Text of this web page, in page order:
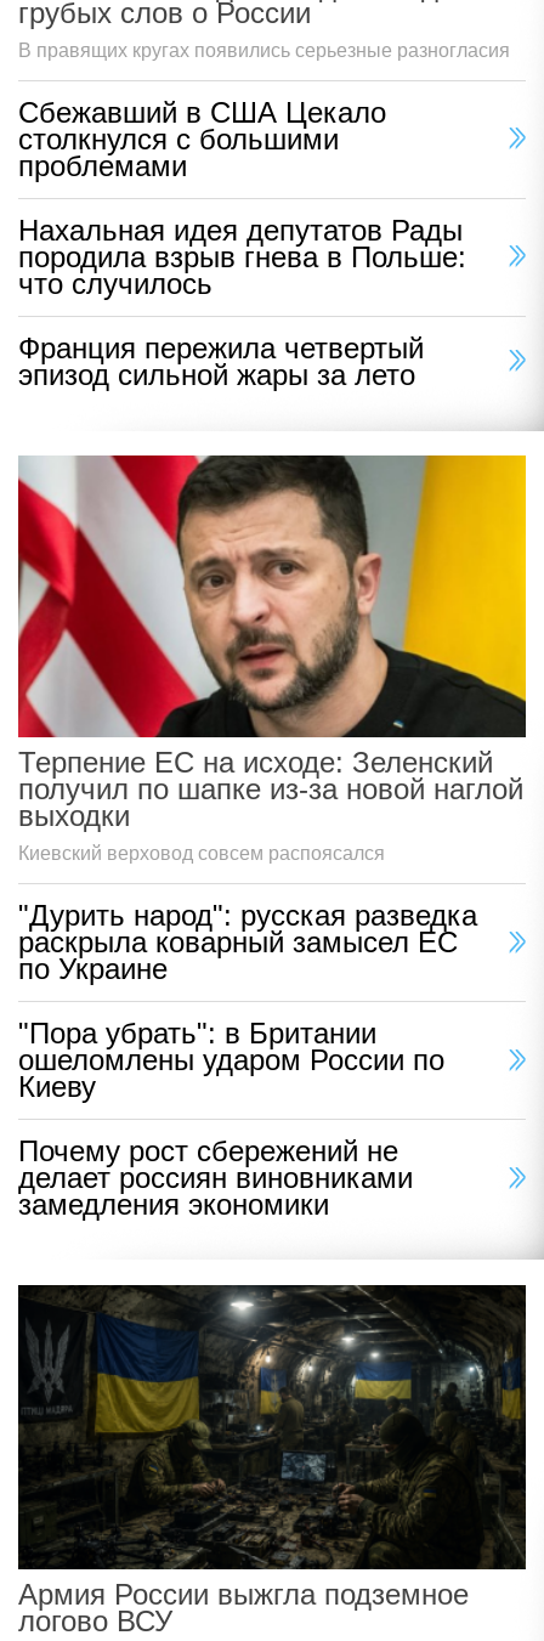
грубых слов о России
В правящих кругах появились серьезные разногласия
Сбежавший в США Цекало
столкнулся с большими
проблемами
Нахальная идея депутатов Рады
породила взрыв гнева в Польше:
что случилось
Франция пережила четвертый
эпизод сильной жары за лето
Терпение ЕС на исходе: Зеленский
получил по шапке из-за новой наглой
выходки
Киевский верховод совсем распоясался
"Дурить народ": русская разведка
раскрыла коварный замысел ЕС
по Украине
"Пора убрать": в Британии
ошеломлены ударом России по
Киеву
Почему рост сбережений не
делает россиян виновниками
замедления экономики
Армия России выжгла подземное
логово ВСУ